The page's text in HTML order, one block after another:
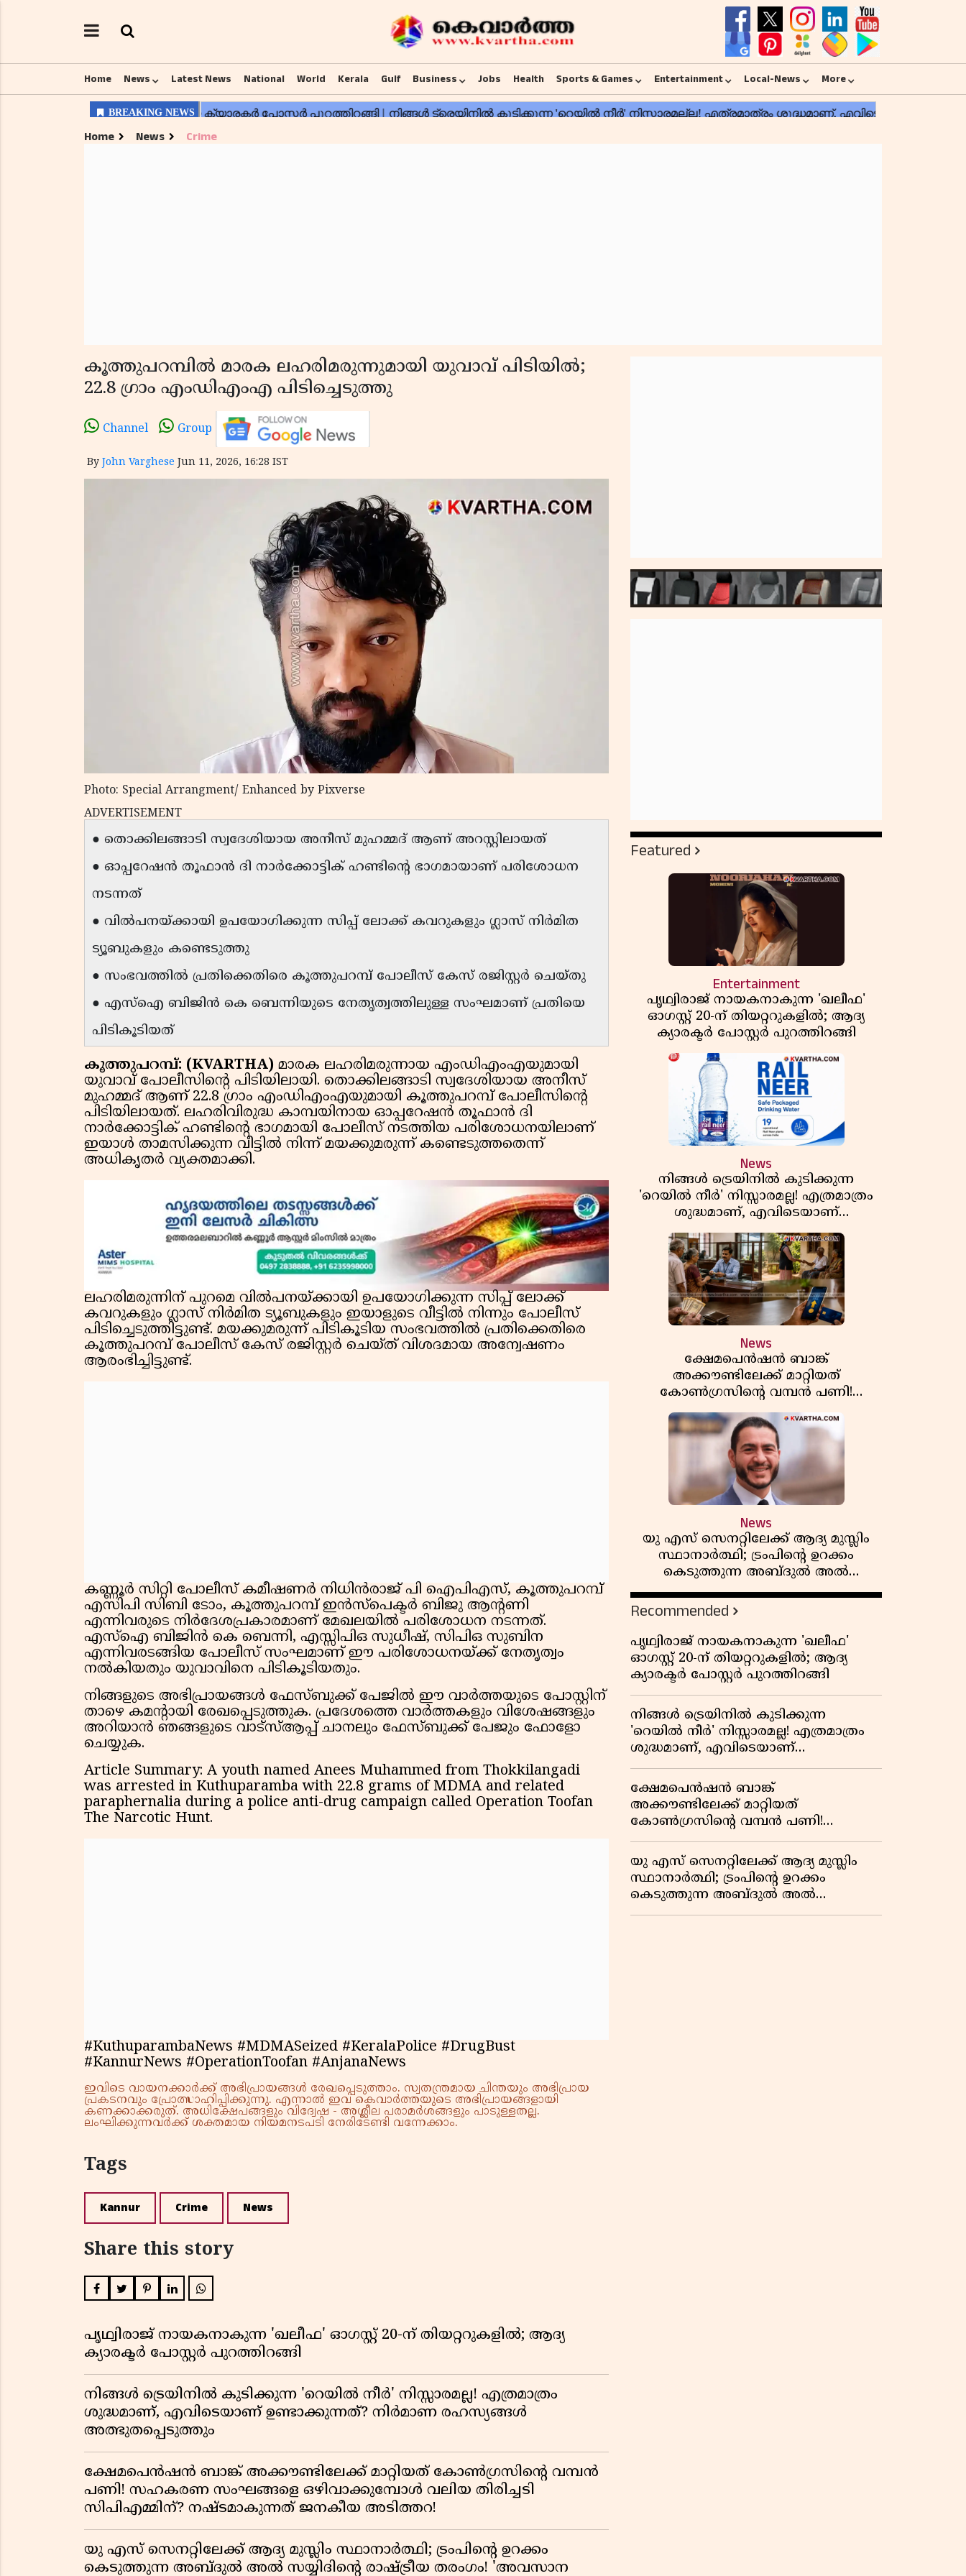
Home News Latest News National World Kerala Gulf Business Jobs Health Sports & Games Entertainment Local-News More
Home News Crime
കൂത്തുപറമ്പിൽ മാരക ലഹരിമരുന്നുമായി യുവാവ് പിടിയിൽ;
22.8 ഗ്രാം എംഡിഎംഎ പിടിച്ചെടുത്തു
Channel Group
By John Varghese Jun 11, 2026, 16:28 IST
Photo: Special Arrangment/ Enhanced by Pixverse
ADVERTISEMENT
● തൊക്കിലങ്ങാടി സ്വദേശിയായ അനീസ് മുഹമ്മദ് ആണ് അറസ്റ്റിലായത്
● ഓപ്പറേഷൻ തൂഫാൻ ദി നാർക്കോട്ടിക് ഹണ്ടിൻ്റെ ഭാഗമായാണ് പരിശോധന
നടന്നത്
● വിൽപനയ്ക്കായി ഉപയോഗിക്കുന്ന സിപ്പ് ലോക്ക് കവറുകളും ഗ്ലാസ് നിർമിത
ട്യൂബുകളും കണ്ടെടുത്തു
● സംഭവത്തിൽ പ്രതിക്കെതിരെ കൂത്തുപറമ്പ് പോലീസ് കേസ് രജിസ്റ്റർ ചെയ്തു
● എസ്ഐ ബിജിൻ കെ ബെന്നിയുടെ നേതൃത്വത്തിലുള്ള സംഘമാണ് പ്രതിയെ
പിടികൂടിയത്
കൂത്തുപറമ്പ്: (KVARTHA) മാരക ലഹരിമരുന്നായ എംഡിഎംഎയുമായി
യുവാവ് പോലീസിൻ്റെ പിടിയിലായി. തൊക്കിലങ്ങാടി സ്വദേശിയായ അനീസ്
മുഹമ്മദ് ആണ് 22.8 ഗ്രാം എംഡിഎംഎയുമായി കൂത്തുപറമ്പ് പോലീസിൻ്റെ
പിടിയിലായത്. ലഹരിവിരുദ്ധ കാമ്പയിനായ ഓപ്പറേഷൻ തൂഫാൻ ദി
നാർക്കോട്ടിക് ഹണ്ടിൻ്റെ ഭാഗമായി പോലീസ് നടത്തിയ പരിശോധനയിലാണ്
ഇയാൾ താമസിക്കുന്ന വീട്ടിൽ നിന്ന് മയക്കുമരുന്ന് കണ്ടെടുത്തതെന്ന്
അധികൃതർ വ്യക്തമാക്കി.
ലഹരിമരുന്നിന് പുറമെ വിൽപനയ്ക്കായി ഉപയോഗിക്കുന്ന സിപ്പ് ലോക്ക്
കവറുകളും ഗ്ലാസ് നിർമിത ട്യൂബുകളും ഇയാളുടെ വീട്ടിൽ നിന്നും പോലീസ്
പിടിച്ചെടുത്തിട്ടുണ്ട്. മയക്കുമരുന്ന് പിടികൂടിയ സംഭവത്തിൽ പ്രതിക്കെതിരെ
കൂത്തുപറമ്പ് പോലീസ് കേസ് രജിസ്റ്റർ ചെയ്ത് വിശദമായ അന്വേഷണം
ആരംഭിച്ചിട്ടുണ്ട്.
കണ്ണൂർ സിറ്റി പോലീസ് കമീഷണർ നിധിൻരാജ് പി ഐപിഎസ്, കൂത്തുപറമ്പ്
എസിപി സിബി ടോം, കൂത്തുപറമ്പ് ഇൻസ്പെക്ടർ ബിജു ആൻ്റണി
എന്നിവരുടെ നിർദേശപ്രകാരമാണ് മേഖലയിൽ പരിശോധന നടന്നത്.
എസ്ഐ ബിജിൻ കെ ബെന്നി, എസ്സിപിഒ സുധീഷ്, സിപിഒ സുബിന
എന്നിവരടങ്ങിയ പോലീസ് സംഘമാണ് ഈ പരിശോധനയ്ക്ക് നേതൃത്വം
നൽകിയതും യുവാവിനെ പിടികൂടിയതും.
നിങ്ങളുടെ അഭിപ്രായങ്ങൾ ഫേസ്ബുക്ക് പേജിൽ ഈ വാർത്തയുടെ പോസ്റ്റിന്
താഴെ കമൻ്റായി രേഖപ്പെടുത്തുക. പ്രദേശത്തെ വാർത്തകളും വിശേഷങ്ങളും
അറിയാൻ ഞങ്ങളുടെ വാട്സ്ആപ്പ് ചാനലും ഫേസ്ബുക്ക് പേജും ഫോളോ
ചെയ്യുക.
Article Summary: A youth named Anees Muhammed from Thokkilangadi
was arrested in Kuthuparamba with 22.8 grams of MDMA and related
paraphernalia during a police anti-drug campaign called Operation Toofan
The Narcotic Hunt.
#KuthuparambaNews #MDMASeized #KeralaPolice #DrugBust
#KannurNews #OperationToofan #AnjanaNews
ഇവിടെ വായനക്കാർക്ക് അഭിപ്രായങ്ങൾ രേഖപ്പെടുത്താം. സ്വതന്ത്രമായ ചിന്തയും അഭിപ്രായ
പ്രകടനവും പ്രോത്സാഹിപ്പിക്കുന്നു. എന്നാൽ ഇവ കെവാർത്തയുടെ അഭിപ്രായങ്ങളായി
കണക്കാക്കരുത്. അധിക്ഷേപങ്ങളും വിദ്വേഷ - അശ്ലീല പരാമർശങ്ങളും പാടുള്ളതല്ല.
ലംഘിക്കുന്നവർക്ക് ശക്തമായ നിയമനടപടി നേരിടേണ്ടി വന്നേക്കാം.
Tags
Kannur Crime News
Share this story
പൃഥ്വിരാജ് നായകനാകുന്ന 'ഖലീഫ' ഓഗസ്റ്റ് 20-ന് തിയറ്ററുകളിൽ; ആദ്യ
ക്യാരക്ടർ പോസ്റ്റർ പുറത്തിറങ്ങി
നിങ്ങൾ ട്രെയിനിൽ കുടിക്കുന്ന 'റെയിൽ നീർ' നിസ്സാരമല്ല! എത്രമാത്രം
ശുദ്ധമാണ്, എവിടെയാണ് ഉണ്ടാക്കുന്നത്? നിർമാണ രഹസ്യങ്ങൾ
അത്ഭുതപ്പെടുത്തും
ക്ഷേമപെൻഷൻ ബാങ്ക് അക്കൗണ്ടിലേക്ക് മാറ്റിയത് കോൺഗ്രസിന്റെ വമ്പൻ
പണി! സഹകരണ സംഘങ്ങളെ ഒഴിവാക്കുമ്പോൾ വലിയ തിരിച്ചടി
സിപിഎമ്മിന്? നഷ്ടമാകുന്നത് ജനകീയ അടിത്തറ!
യു എസ് സെനറ്റിലേക്ക് ആദ്യ മുസ്ലിം സ്ഥാനാർത്ഥി; ട്രംപിന്റെ ഉറക്കം
കെടുത്തുന്ന അബ്ദുൽ അൽ സയ്യിദിന്റെ രാഷ്ട്രീയ തരംഗം! 'അവസാന
Featured
Entertainment
പൃഥ്വിരാജ് നായകനാകുന്ന 'ഖലീഫ'
ഓഗസ്റ്റ് 20-ന് തിയറ്ററുകളിൽ; ആദ്യ
ക്യാരക്ടർ പോസ്റ്റർ പുറത്തിറങ്ങി
News
നിങ്ങൾ ട്രെയിനിൽ കുടിക്കുന്ന
'റെയിൽ നീർ' നിസ്സാരമല്ല! എത്രമാത്രം
ശുദ്ധമാണ്, എവിടെയാണ്
ഉണ്ടാക്കുന്നത്? നിർമാണ രഹസ്യങ്ങൾ
അത്ഭുതപ്പെടുത്തും
News
ക്ഷേമപെൻഷൻ ബാങ്ക്
അക്കൗണ്ടിലേക്ക് മാറ്റിയത്
കോൺഗ്രസിന്റെ വമ്പൻ പണി!
സഹകരണ സംഘങ്ങളെ
ഒഴിവാക്കുമ്പോൾ വലിയ തിരിച്ചടി
സിപിഎമ്മിന്? നഷ്ടമാകുന്നത് ജനകീയ
അടിത്തറ!
News
യു എസ് സെനറ്റിലേക്ക് ആദ്യ മുസ്ലിം
സ്ഥാനാർത്ഥി; ട്രംപിന്റെ ഉറക്കം
കെടുത്തുന്ന അബ്ദുൽ അൽ
സയ്യിദിന്റെ രാഷ്ട്രീയ തരംഗം!
'അവസാന റിപ്പബ്ലിക്കൻ
പ്രസിഡന്റാകുമോ ട്രംപ്?'
Recommended
പൃഥ്വിരാജ് നായകനാകുന്ന 'ഖലീഫ'
ഓഗസ്റ്റ് 20-ന് തിയറ്ററുകളിൽ; ആദ്യ
ക്യാരക്ടർ പോസ്റ്റർ പുറത്തിറങ്ങി
നിങ്ങൾ ട്രെയിനിൽ കുടിക്കുന്ന
'റെയിൽ നീർ' നിസ്സാരമല്ല! എത്രമാത്രം
ശുദ്ധമാണ്, എവിടെയാണ്
ഉണ്ടാക്കുന്നത്? നിർമാണ രഹസ്യങ്ങൾ
അത്ഭുതപ്പെടുത്തും
ക്ഷേമപെൻഷൻ ബാങ്ക്
അക്കൗണ്ടിലേക്ക് മാറ്റിയത്
കോൺഗ്രസിന്റെ വമ്പൻ പണി!
സഹകരണ സംഘങ്ങളെ
ഒഴിവാക്കുമ്പോൾ വലിയ തിരിച്ചടി
സിപിഎമ്മിന്? നഷ്ടമാകുന്നത് ജനകീയ
അടിത്തറ!
യു എസ് സെനറ്റിലേക്ക് ആദ്യ മുസ്ലിം
സ്ഥാനാർത്ഥി; ട്രംപിന്റെ ഉറക്കം
കെടുത്തുന്ന അബ്ദുൽ അൽ
സയ്യിദിന്റെ രാഷ്ട്രീയ തരംഗം!